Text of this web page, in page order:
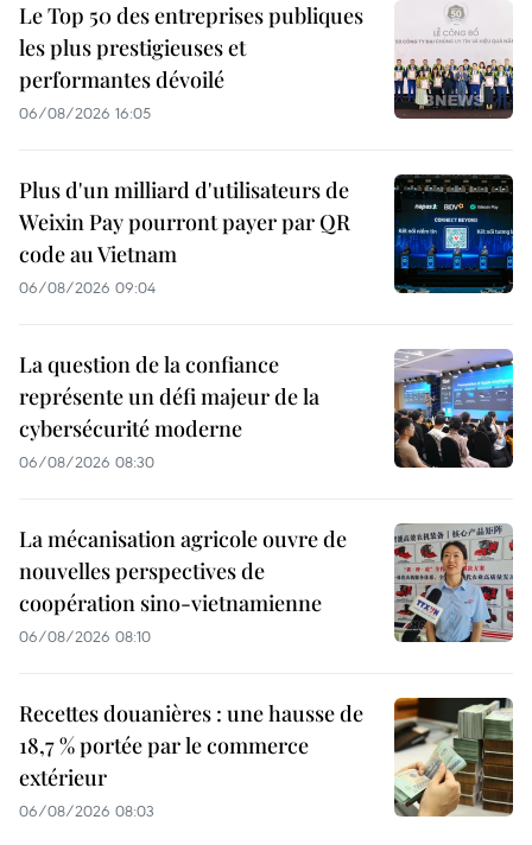
Le Top 50 des entreprises publiques
les plus prestigieuses et
performantes dévoilé
06/08/2026 16:05
Plus d'un milliard d'utilisateurs de
Weixin Pay pourront payer par QR
code au Vietnam
06/08/2026 09:04
La question de la confiance
représente un défi majeur de la
cybersécurité moderne
06/08/2026 08:30
La mécanisation agricole ouvre de
nouvelles perspectives de
coopération sino-vietnamienne
06/08/2026 08:10
Recettes douanières : une hausse de
18,7 % portée par le commerce
extérieur
06/08/2026 08:03